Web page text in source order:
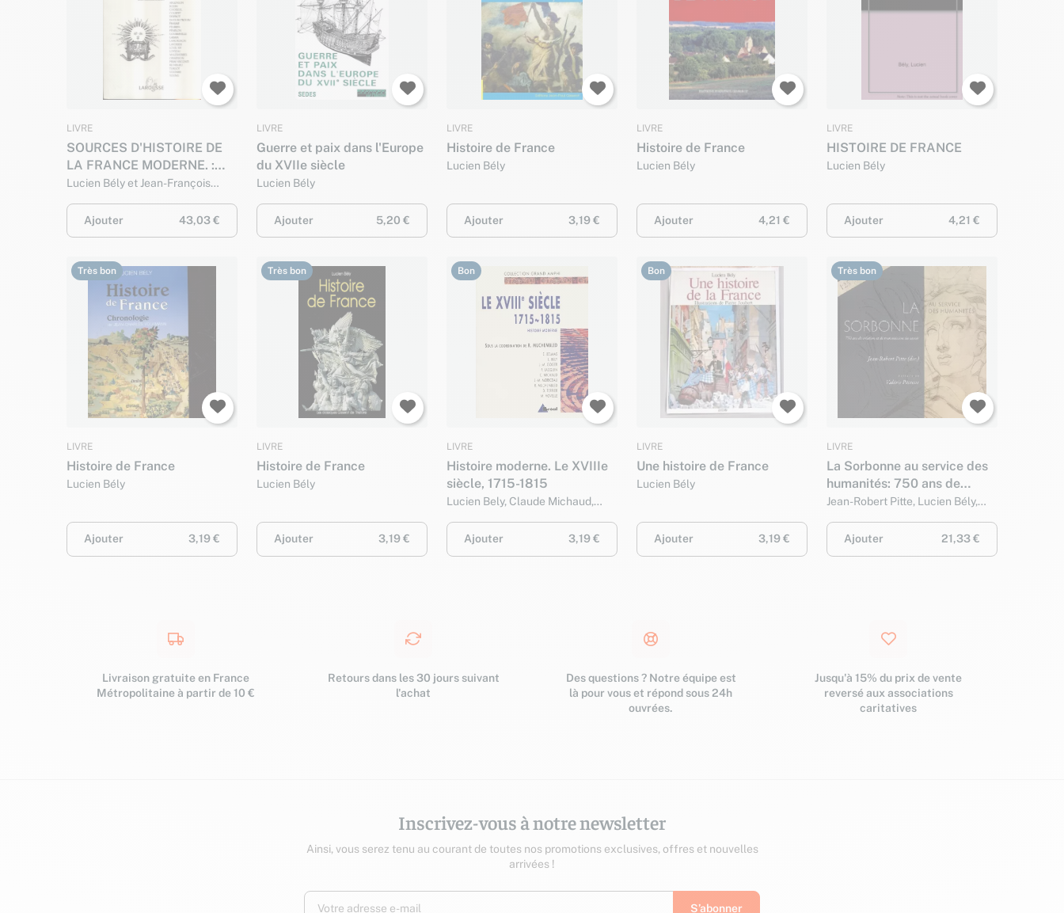
LIVRE
SOURCES D'HISTOIRE DE
LA FRANCE MODERNE. :
XVIème, XVIIème, XVIIIème
siècle
Lucien Bély et Jean-François
Ajouter
43,03 €
LIVRE
Guerre et paix dans l'Europe
du XVIIe siècle
Lucien Bély
Ajouter 5,20 €
LIVRE
Histoire de France
Lucien Bély
Ajouter 3,19 €
LIVRE
Histoire de France
Lucien Bély
Ajouter 4,21 €
LIVRE
HISTOIRE DE FRANCE
Lucien Bély
Ajouter 4,21 €
Très bon
LIVRE
Histoire de France
Lucien Bély
Ajouter 3,19 €
Très bon
LIVRE
Histoire de France
Lucien Bély
Ajouter 3,19 €
Bon
LIVRE
Histoire moderne. Le XVIIIe
siècle, 1715-1815
Lucien Bely, Claude Michaud,
Jacquin, Michel Vovelle, Didier
Terrier, Jean-Marcel Goger,
Ajouter 3,19 €
Bon
LIVRE
Une histoire de France
Lucien Bély
Ajouter 3,19 €
Très bon
LIVRE
La Sorbonne au service des
humanités: 750 ans de
création et de transmission
du savoir (1257-2007)
Jean-Robert Pitte, Lucien Bély,
et Valérie Pécresse
Ajouter 21,33 €
Livraison gratuite en France
Métropolitaine à partir de 10 €
Retours dans les 30 jours suivant
l'achat
Des questions ? Notre équipe est
là pour vous et répond sous 24h
ouvrées.
Jusqu'à 15% du prix de vente
reversé aux associations
caritatives
Inscrivez-vous à notre newsletter
Ainsi, vous serez tenu au courant de toutes nos promotions exclusives, offres et nouvelles
arrivées !